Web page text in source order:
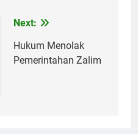
Next:
Hukum Menolak
Pemerintahan Zalim